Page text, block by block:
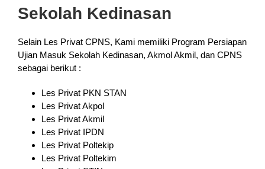
Sekolah Kedinasan
Selain Les Privat CPNS, Kami memiliki Program Persiapan
Ujian Masuk Sekolah Kedinasan, Akmol Akmil, dan CPNS
sebagai berikut :
Les Privat PKN STAN
Les Privat Akpol
Les Privat Akmil
Les Privat IPDN
Les Privat Poltekip
Les Privat Poltekim